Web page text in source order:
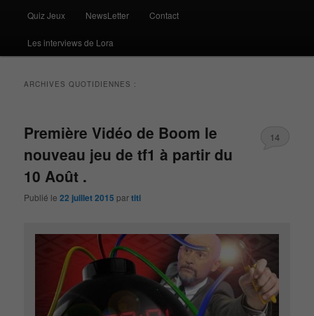
Quiz Jeux NewsLetter Contact
Les interviews de Lora
ARCHIVES QUOTIDIENNES :
Première Vidéo de Boom le
nouveau jeu de tf1 à partir du
10 Août .
Publié le22 juillet 2015 partiti
14